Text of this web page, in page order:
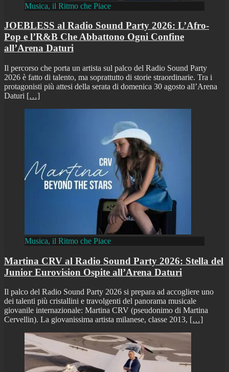
Musica, il Ritmo che Piace
JOEBLESS al Radio Sound Party 2026: L’Afro-
Pop e l’R&B Che Abbattono Ogni Confine
all’Arena Daturi
Il percorso che porta un artista sul palco del Radio Sound Party
2026 è fatto di talento, ma soprattutto di storie straordinarie. Tra i
protagonisti più attesi della serata di domenica 30 agosto all’Arena
Daturi […]
Musica, il Ritmo che Piace
Martina CRV al Radio Sound Party 2026: Stella del
Junior Eurovision Ospite all’Arena Daturi
Il palco del Radio Sound Party 2026 si prepara ad accogliere uno
dei talenti più cristallini e travolgenti del panorama musicale
giovanile internazionale: Martina CRV (pseudonimo di Martina
Cervellin). La giovanissima artista milanese, classe 2013, […]